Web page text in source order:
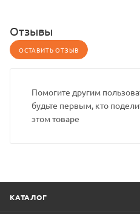
Отзывы
ОСТАВИТЬ ОТЗЫВ
Помогите другим
будьте первым, кто
этом товаре
КАТАЛОГ